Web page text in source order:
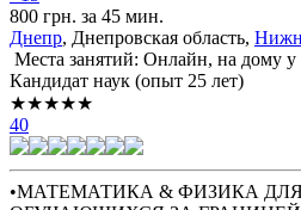
800 грн. за 45 мин.
Днепр, Днепровская область,
Места занятий: Онлайн, на дому у
Кандидат наук (опыт 25 лет)
★★★★★
40
•МАТЕМАТИКА & ФИЗИКА